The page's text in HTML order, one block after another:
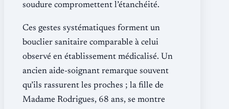
soudure compromettent l’étanchéité.
Ces gestes systématiques forment un
bouclier sanitaire comparable à celui
observé en établissement médicalisé. Un
ancien aide-soignant remarque souvent
qu’ils rassurent les proches ; la fille de
Madame Rodrigues, 68 ans, se montre